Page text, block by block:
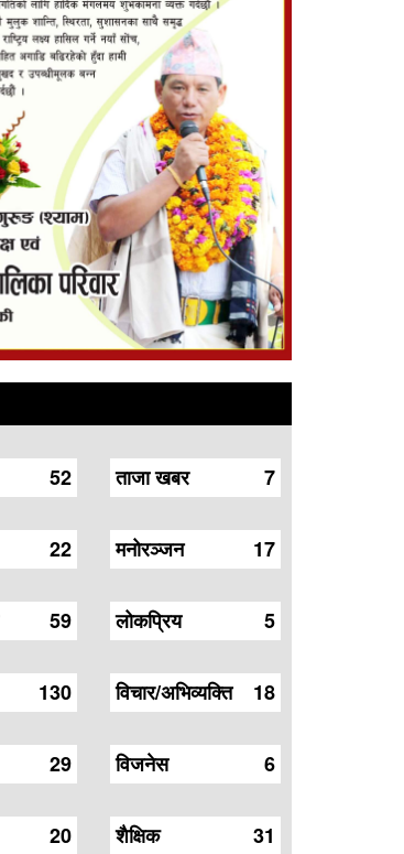
52
22
59
130
29
20
7
ताजा खबर
17
मनोरञ्जन
5
लोकप्रिय
18
विचार/अभिव्यक्ति
6
विजनेस
31
शैक्षिक